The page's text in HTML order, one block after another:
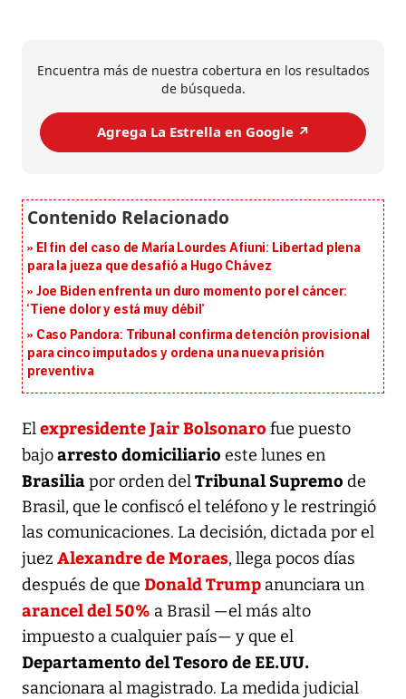
Encuentra más de nuestra cobertura en los resultados
de búsqueda.
Agrega La Estrella en Google ↗️
El fin del caso de María Lourdes Afiuni: Libertad plena
para la jueza que desafió a Hugo Chávez
Joe Biden enfrenta un duro momento por el cáncer:
‘Tiene dolor y está muy débil’
Caso Pandora: Tribunal confirma detención provisional
para cinco imputados y ordena una nueva prisión
preventiva
Elexpresidente Jair Bolsonaro fue puesto
bajoarresto domiciliario este lunes en
Brasiliapor orden delTribunal Supremo de
Brasil, que le confiscó el teléfono y le restringió
las comunicaciones. La decisión, dictada por el
juez Alexandre de Moraes, llega pocos días
después de que Donald Trump anunciara un
arancel del 50% a Brasil —el más alto
impuesto a cualquier país— y que el
Departamento del Tesoro de EE.UU.
sancionara al magistrado. La medida judicial